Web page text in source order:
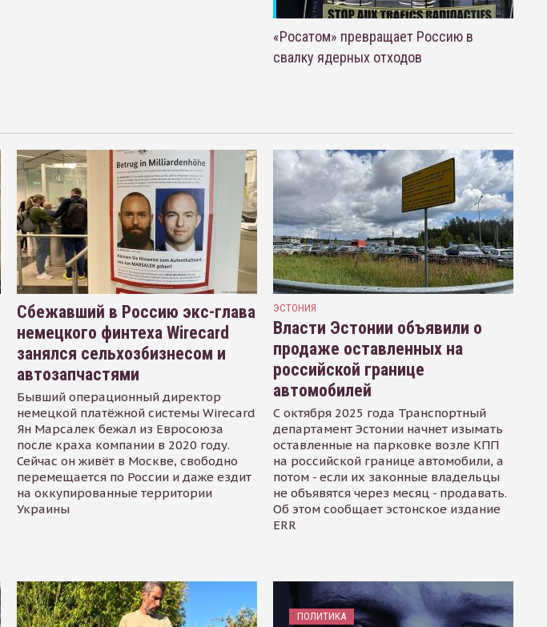
«Росатом» превращает Россию в
свалку ядерных отходов
Сбежавший в Россию экс-глава
немецкого финтеха Wirecard
занялся сельхозбизнесом и
автозапчастями
Бывший операционный директор
немецкой платёжной системы Wirecard
Ян Марсалек бежал из Евросоюза
после краха компании в 2020 году.
Сейчас он живёт в Москве, свободно
перемещается по России и даже ездит
на оккупированные территории
Украины
ЭСТОНИЯ
Власти Эстонии объявили о
продаже оставленных на
российской границе
автомобилей
С октября 2025 года Транспортный
департамент Эстонии начнет изымать
оставленные на парковке возле КПП
на российской границе автомобили, а
потом - если их законные владельцы
не объявятся через месяц - продавать.
Об этом сообщает эстонское издание
ERR
ПОЛИТИКА